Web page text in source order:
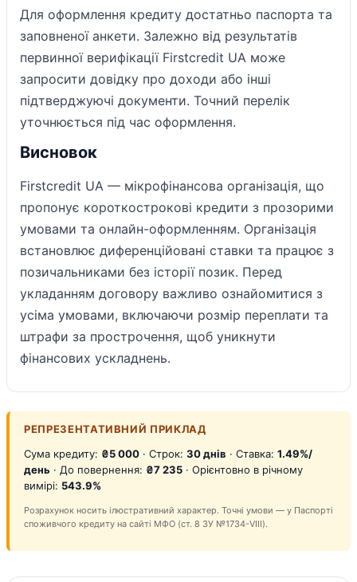
Для оформлення кредиту достатньо паспорта та
заповненої анкети. Залежно від результатів
первинної верифікації Firstcredit UA може
запросити довідку про доходи або інші
підтверджуючі документи. Точний перелік
уточнюється під час оформлення.
Висновок
Firstcredit UA — мікрофінансова організація, що
пропонує короткострокові кредити з прозорими
умовами та онлайн-оформленням. Організація
встановлює диференційовані ставки та працює з
позичальниками без історії позик. Перед
укладанням договору важливо ознайомитися з
усіма умовами, включаючи розмір переплати та
штрафи за прострочення, щоб уникнути
фінансових ускладнень.
РЕПРЕЗЕНТАТИВНИЙ ПРИКЛАД
Сума кредиту: ₴5 000 · Строк: 30 днів · Ставка: 1.49%/
день · До повернення: ₴7 235 · Орієнтовно в річному
вимірі: 543.9%
Розрахунок носить ілюстративний характер. Точні умови — у Паспорті
споживчого кредиту на сайті МФО (ст. 8 ЗУ №1734-VIII).